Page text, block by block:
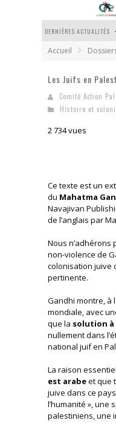
DERNIÈRES ACTUALITÉS
Accueil
Les Juifs en
Comité Action
Histoire et
2 734 vues
Ce texte est un
du Mahatma
Navajivan
de l’anglais par
Nous n’adhérons
non-violence de
colonisation juive
pertinente.
Gandhi montre, à
mondiale, avec
que la solution
nullement dans
national juif en
La raison
est arabeet que
juive dans ce
l’humanité », une
palestiniens, une